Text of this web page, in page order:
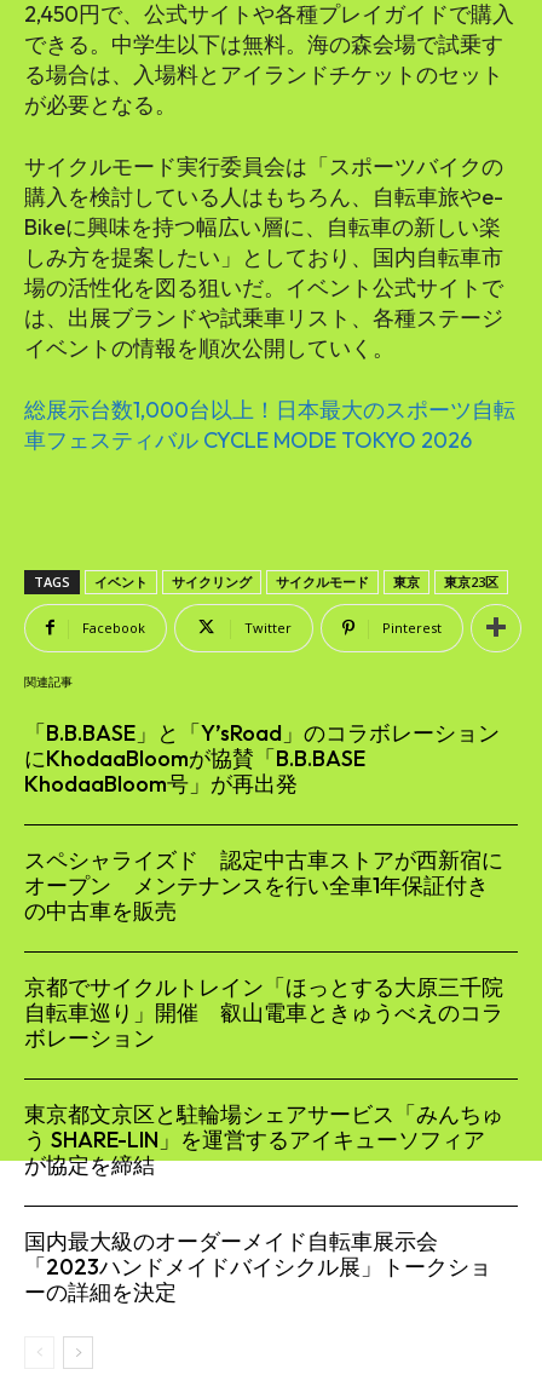
2,450円で、公式サイトや各種プレイガイドで購入
できる。中学生以下は無料。海の森会場で試乗す
る場合は、入場料とアイランドチケットのセット
が必要となる。
サイクルモード実行委員会は「スポーツバイクの
購入を検討している人はもちろん、自転車旅やe-
Bikeに興味を持つ幅広い層に、自転車の新しい楽
しみ方を提案したい」としており、国内自転車市
場の活性化を図る狙いだ。イベント公式サイトで
は、出展ブランドや試乗車リスト、各種ステージ
イベントの情報を順次公開していく。
総展示台数1,000台以上！日本最大のスポーツ自転
車フェスティバル CYCLE MODE TOKYO 2026
TAGS イベント サイクリング サイクルモード 東京 東京23区
Facebook Twitter Pinterest
関連記事
「B.B.BASE」と「Y’sRoad」のコラボレーション
にKhodaaBloomが協賛「B.B.BASE
KhodaaBloom号」が再出発
スペシャライズド 認定中古車ストアが西新宿に
オープン メンテナンスを行い全車1年保証付き
の中古車を販売
京都でサイクルトレイン「ほっとする大原三千院
自転車巡り」開催 叡山電車ときゅうべえのコラ
ボレーション
東京都文京区と駐輪場シェアサービス「みんちゅ
う SHARE-LIN」を運営するアイキューソフィア
が協定を締結
国内最大級のオーダーメイド自転車展示会
「2023ハンドメイドバイシクル展」トークショ
ーの詳細を決定